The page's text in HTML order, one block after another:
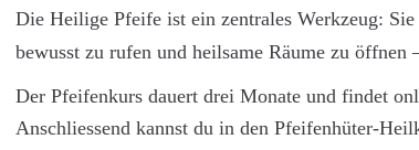
Die Heilige Pfeife ist ein zentrales Werkzeug:
bewusst zu rufen und heilsame Räume zu
Der Pfeifenkurs dauert drei Monate und findet
Anschliessend kannst du in den Pfeifenhüter-